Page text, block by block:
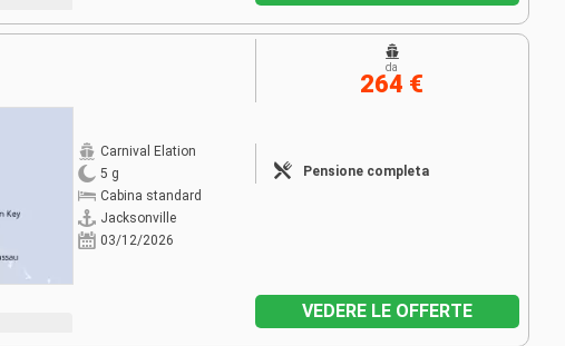
Carnival Elation
5 g
Cabina standard
Jacksonville
03/12/2026
Pensione completa
da
264 €
VEDERE LE OFFERTE